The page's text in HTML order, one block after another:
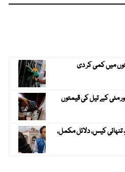
میں کمی کر دی
مٹی کے تیل کی قیمتوں
تنہائی کیس، دلائل مکمل،